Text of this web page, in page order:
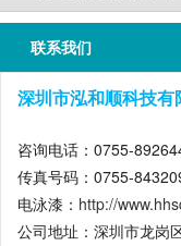
联系我们
深圳市泓和顺科技有
咨询电话：0755-
传真号码：0755-
电泳漆： http://
公司地址：深圳市龙岗